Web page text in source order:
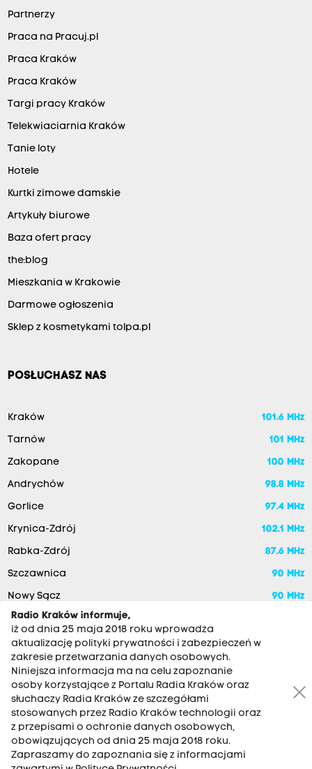
Partnerzy
Praca na Pracuj.pl
Praca Kraków
Praca Kraków
Targi pracy Kraków
Telekwiaciarnia Kraków
Tanie loty
Hotele
Kurtki zimowe damskie
Artykuły biurowe
Baza ofert pracy
the:blog
Mieszkania w Krakowie
Darmowe ogłoszenia
Sklep z kosmetykami tolpa.pl
POSŁUCHASZ NAS
Kraków 101.6 MHz
Tarnów 101 MHz
Zakopane 100 MHz
Andrychów 98.8 MHz
Gorlice 97.4 MHz
Krynica-Zdrój 102.1 MHz
Rabka-Zdrój 87.6 MHz
Szczawnica 90 MHz
Nowy Sącz 90 MHz
RADIO KRAKÓW SA. Aleja Juliusza Słowackiego 22, 30-007
Kraków
Antena: 12 200 33 33
Radio Kraków informuje,
iż od dnia 25 maja 2018 roku wprowadza
aktualizację polityki prywatności i zabezpieczeń w
zakresie przetwarzania danych osobowych.
Niniejsza informacja ma na celu zapoznanie
osoby korzystające z Portalu Radia Kraków oraz
słuchaczy Radia Kraków ze szczegółami
stosowanych przez Radio Kraków technologii oraz
z przepisami o ochronie danych osobowych,
obowiązujących od dnia 25 maja 2018 roku.
Zapraszamy do zapoznania się z informacjami